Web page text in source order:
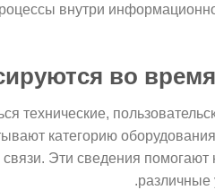
внутри
во
технические,
категорию
Эти сведения помогают
различные